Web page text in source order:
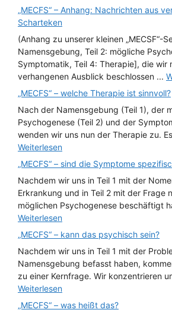
„MECFS“ – Anhang: Nachrichten aus
Scharteken
(Anhang zu unserer kleinen „MECSF“-
Namensgebung, Teil 2: mögliche
Symptomatik, Teil 4: Therapie], die wir
verhangenen Ausblick beschlossen ...
„MECFS“ – welche Therapie ist sinnvoll?
Nach der Namensgebung (Teil 1), der
Psychogenese (Teil 2) und der
wenden wir uns nun der Therapie zu.
Weiterlesen
„MECFS“ – sind die Symptome
Nachdem wir uns in Teil 1 mit der
Erkrankung und in Teil 2 mit der Frage
möglichen Psychogenese beschäftigt
Weiterlesen
„MECFS“ – kann das psychisch sein?
Nachdem wir uns in Teil 1 mit der
Namensgebung befasst haben,
zu einer Kernfrage. Wir konzentrieren
Weiterlesen
„MECFS“ – was heißt das?